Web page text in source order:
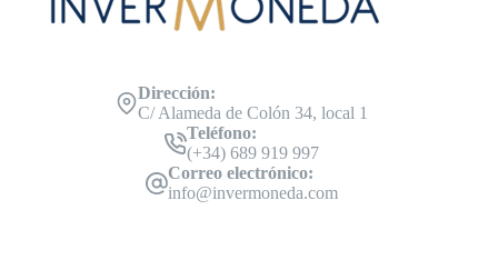
Dirección:
C/ Alameda de Colón 34, local 1
Teléfono:
(+34) 689 919 997
Correo electrónico:
info@invermoneda.com